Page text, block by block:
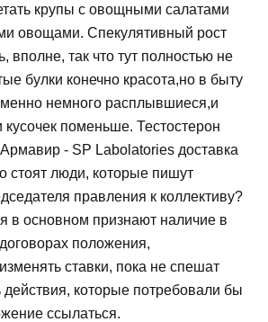
крупы с овощными салатами
овощами. Спекулятивный рост
вполне, так что тут полностью не
булки конечно красота,но в быту
немного расплывшиеся,и
кусочек поменьше. Тестостерон
- SP Labolatories доставка
стоят люди, которые пишут
правления к коллективу?
в основном признают наличие в
положения,
ставки, пока не спешат
которые потребовали бы
ссылаться.